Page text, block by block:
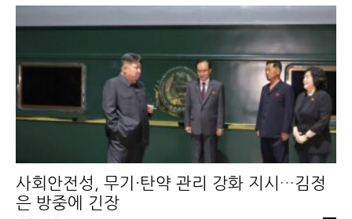
사회안전성, 무기·탄약 관리 강화 지시…김정
은 방중에 긴장